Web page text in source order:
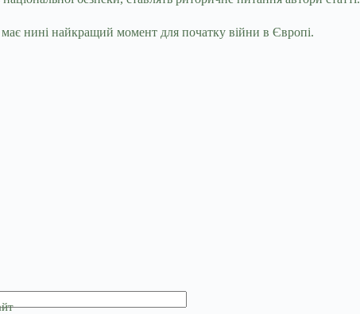
нині найкращий момент для початку війни в Європі.